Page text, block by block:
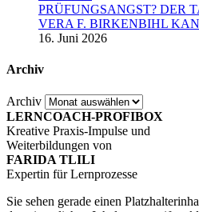
PRÜFUNGSANGST? DER
VERA F. BIRKENBIHL
16. Juni 2026
Archiv
Archiv
LERNCOACH-PROFIBOX
Kreative Praxis-Impulse und
Weiterbildungen von
FARIDA TLILI
Expertin für Lernprozesse
Sie sehen gerade einen